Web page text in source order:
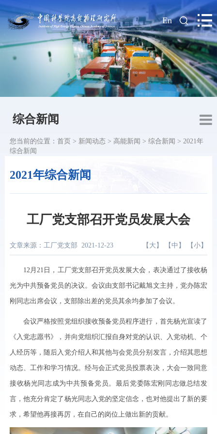
| En
综合新闻
2021年综合新闻
您当前的位置： 首页 > 新闻动态 > 高能新闻 > 综合新闻 > 2021年
综合新闻
工厂党支部召开党员发展大会
文章来源：工厂党支部 2021-12-23 【 大 】 【 中 】 【 小 】
12月21日，工厂党支部召开党员发展大会，表决通过了接收杨
光为中共预备党员的决议。会议由支部书记戴旭文主持，党办陈宏
刚同志出席会议，支部除出差的党员其余均参加了会议。
会议严格按照党组织接收预备党员程序进行，首先杨光宣读了
《入党志愿书》，并向党组织汇报自身对党的认识、入党动机、个
人经历等，随后入党介绍人和其他与会党员分别发言，介绍其思想
动态、工作和学习情况。经与会正式党员投票表决，大会一致同意
接收杨光同志成为中共预备党员。最后党委陈宏刚同志做总结发
言，他充分肯定了杨光同志入党的坚定信念，也对他提出了新的要
求，希望他再接再厉，在自己的岗位上做出新的贡献。